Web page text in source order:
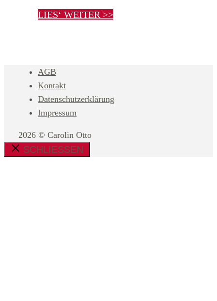
LIES‘ WEITER >>
AGB
Kontakt
Datenschutzerklärung
Impressum
2026 © Carolin Otto
SCHLIESSEN